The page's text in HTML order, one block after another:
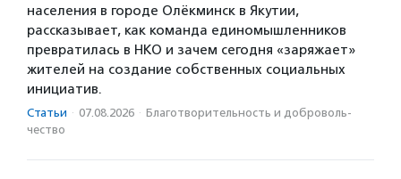
населения в городе Олёкминск в Якутии,
рассказывает, как команда единомышленников
превратилась в НКО и зачем сегодня «заряжает»
жителей на создание собственных социальных
инициатив.
Статьи · 07.08.2026 · Благотвори­тель­ность и доброволь­
чест­во